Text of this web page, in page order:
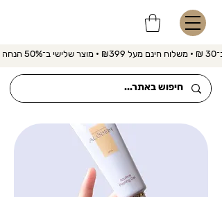
הנחה